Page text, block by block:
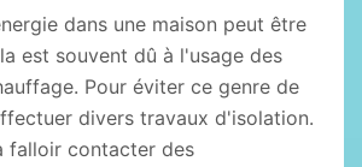
dans une maison peut être
est souvent dû à l'usage des
Pour éviter ce genre de
divers travaux d'isolation.
falloir contacter des